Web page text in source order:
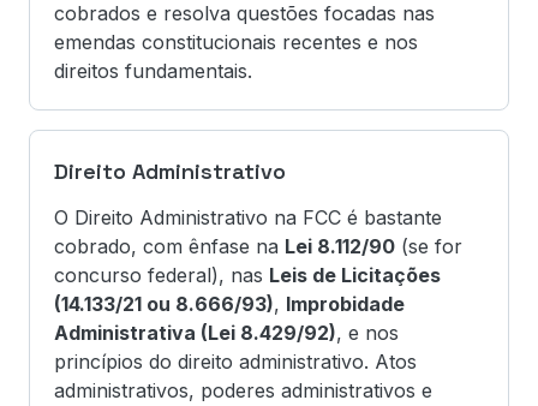
cobrados e resolva questões focadas nas
emendas constitucionais recentes e nos
direitos fundamentais.
Direito Administrativo
O Direito Administrativo na FCC é bastante
cobrado, com ênfase na Lei 8.112/90 (se for
concurso federal), nas Leis de Licitações
(14.133/21 ou 8.666/93), Improbidade
Administrativa (Lei 8.429/92), e nos
princípios do direito administrativo. Atos
administrativos, poderes administrativos e